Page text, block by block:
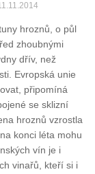
hroznů, o půl
zhoubnými
dřív, než
Evropská unie
připomíná
se sklizní
hroznů vzrostla
konci léta mohu
vín je i
vinařů, kteří si i